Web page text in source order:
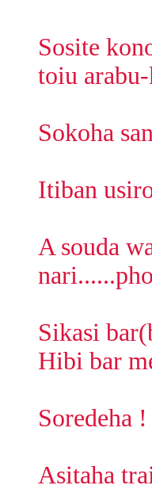
Sosite
toiu
Sokoha
Itiban
A souda
Sikasi
Hibi bar
Soredeha !
Asitaha